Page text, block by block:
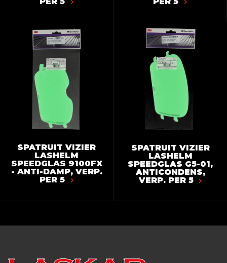
SPATRUIT VIZIER
LASHELM
SPEEDGLAS 9100FX
- ANTI-DAMP, VERP.
PER 5
SPATRUIT VIZIER
LASHELM
SPEEDGLAS G5-01,
ANTICONDENS,
VERP. PER 5